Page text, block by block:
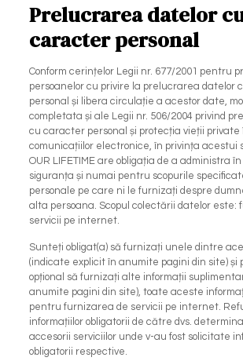
Prelucrarea datelor
caracter personal
Conform cerințelor Legii nr. 677/2001 pentru
persoanelor cu privire la prelucrarea datelor
personal și libera circulație a acestor date,
completata și ale Legii nr. 506/2004 privind
cu caracter personal și protecția vieții private
comunicațiilor electronice, în privința acestui
OUR LIFETIME are obligația de a administra
siguranța și numai pentru scopurile
personale pe care ni le furnizați despre
alta persoana. Scopul colectării datelor este:
servicii pe internet.
Sunteți obligat(a) să furnizați unele dintre
(indicate explicit în anumite pagini din site) și
opțional să furnizați alte informații
anumite pagini din site), toate aceste
pentru furnizarea de servicii pe internet.
informațiilor obligatorii de către dvs.
accesorii serviciilor unde v-au fost solicitate
obligatorii respective.